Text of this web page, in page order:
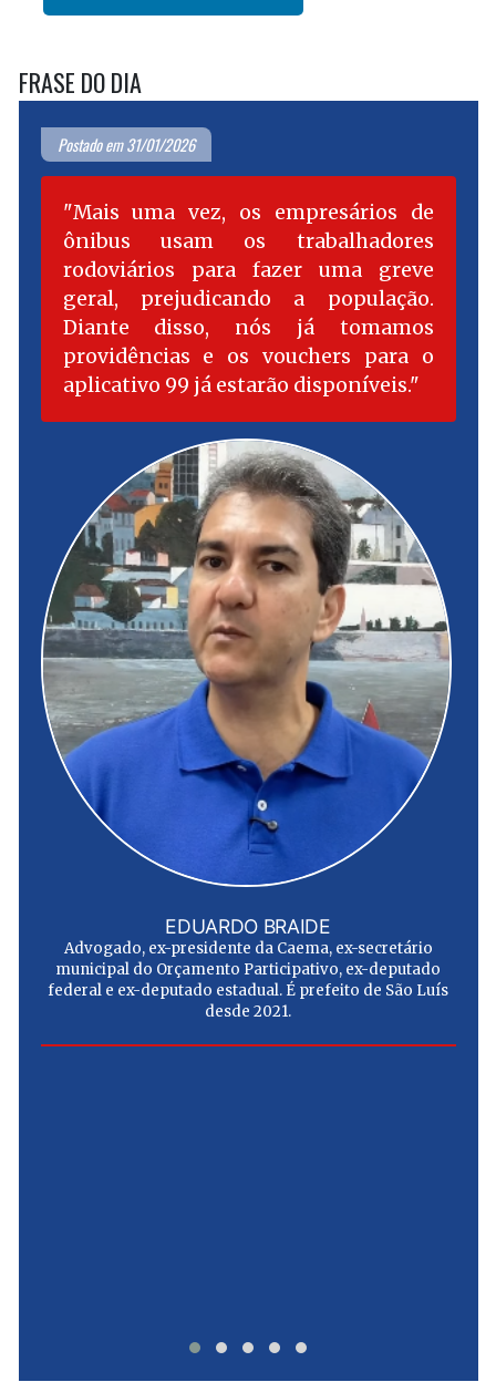
FRASE DO DIA
Postado em 31/01/2026
Mais uma vez, os empresários de
ônibus usam os trabalhadores
rodoviários para fazer uma greve
geral, prejudicando a população.
Diante disso, nós já tomamos
providências e os vouchers para o
aplicativo 99 já estarão disponíveis.
EDUARDO BRAIDE
Advogado, ex-presidente da Caema, ex-secretário
municipal do Orçamento Participativo, ex-deputado
federal e ex-deputado estadual. É prefeito de São Luís
desde 2021.